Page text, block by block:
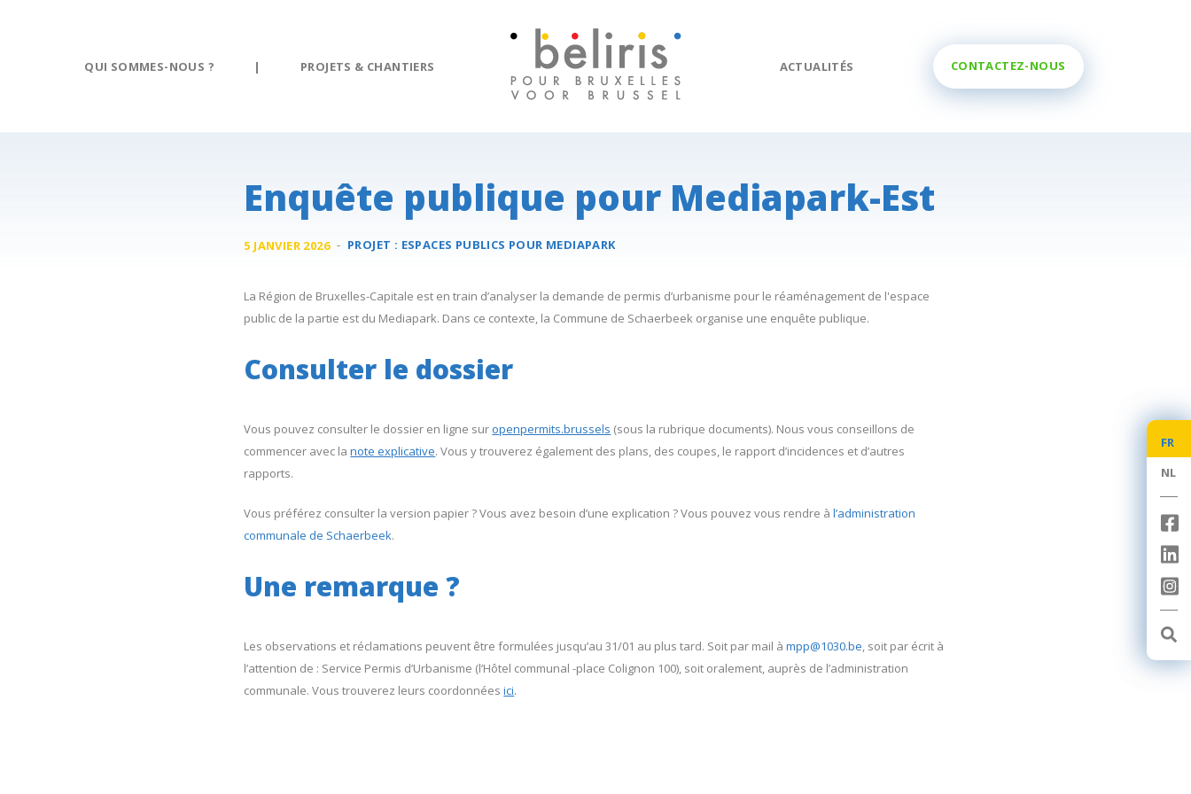
FR
NL
QUI SOMMES-NOUS ? | PROJETS & CHANTIERS ACTUALITÉS CONTACTEZ-NOUS
FR
NL
Enquête publique pour Mediapark-Est
5 JANVIER 2026 - PROJET : ESPACES PUBLICS POUR MEDIAPARK
La Région de Bruxelles-Capitale est en train d’analyser la demande de permis d’urbanisme pour le réaménagement de l'espace
public de la partie est du Mediapark. Dans ce contexte, la Commune de Schaerbeek organise une enquête publique.
Consulter le dossier
Vous pouvez consulter le dossier en ligne suropenpermits.brussels (sous la rubrique documents). Nous vous conseillons de
commencer avec lanote explicative. Vous y trouverez également des plans, des coupes, le rapport d’incidences et d’autres
rapports.
Vous préférez consulter la version papier ? Vous avez besoin d’une explication ? Vous pouvez vous rendre àl’administration
communale de Schaerbeek.
Une remarque ?
Les observations et réclamations peuvent être formulées jusqu’au 31/01 au plus tard. Soit par mail àmpp@1030.be, soit par écrit à
l’attention de : Service Permis d’Urbanisme (l’Hôtel communal -place Colignon 100), soit oralement, auprès de l’administration
communale. Vous trouverez leurs coordonnéesici.